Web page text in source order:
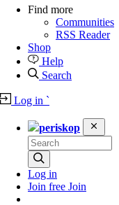
Find more
Communities
RSS Reader
Shop
Help
Search
Log in `
periskop
Log in
Join free Join